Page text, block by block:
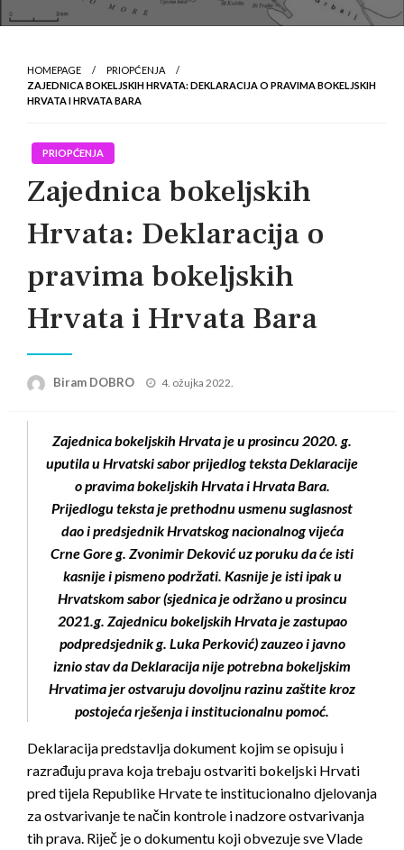
HOMEPAGE
PRIOPĆENJA
ZAJEDNICA BOKELJSKIH HRVATA: DEKLARACIJA O PRAVIMA BOKELJSKIH
HRVATA I HRVATA BARA
PRIOPĆENJA
Zajednica bokeljskih
Hrvata: Deklaracija o
pravima bokeljskih
Hrvata i Hrvata Bara
Biram DOBRO
Posted
4. ožujka 2022.
Zajednica bokeljskih Hrvata je u prosincu 2020. g.
uputila u Hrvatski sabor prijedlog teksta Deklaracije
o pravima bokeljskih Hrvata i Hrvata Bara.
Prijedlogu teksta je prethodnu usmenu suglasnost
dao i predsjednik Hrvatskog nacionalnog vijeća
Crne Gore g. Zvonimir Deković uz poruku da će isti
kasnije i pismeno podržati. Kasnije je isti ipak u
Hrvatskom sabor (sjednica je održano u prosincu
2021.g. Zajednicu bokeljskih Hrvata je zastupao
podpredsjednik g. Luka Perković) zauzeo i javno
iznio stav da Deklaracija nije potrebna bokeljskim
Hrvatima jer ostvaruju dovoljnu razinu zaštite kroz
postojeća rješenja i institucionalnu pomoć.
Deklaracija predstavlja dokument kojim se opisuju i
razrađuju prava koja trebaju ostvariti bokeljski Hrvati
pred tijela Republike Hrvate te institucionalno djelovanja
za ostvarivanje te način kontrole i nadzore ostvarivanja
tih prava. Riječ je o dokumentu koji obvezuje sve Vlade